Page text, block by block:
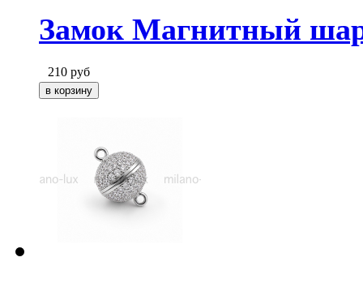
Замок Магнитный
210 руб